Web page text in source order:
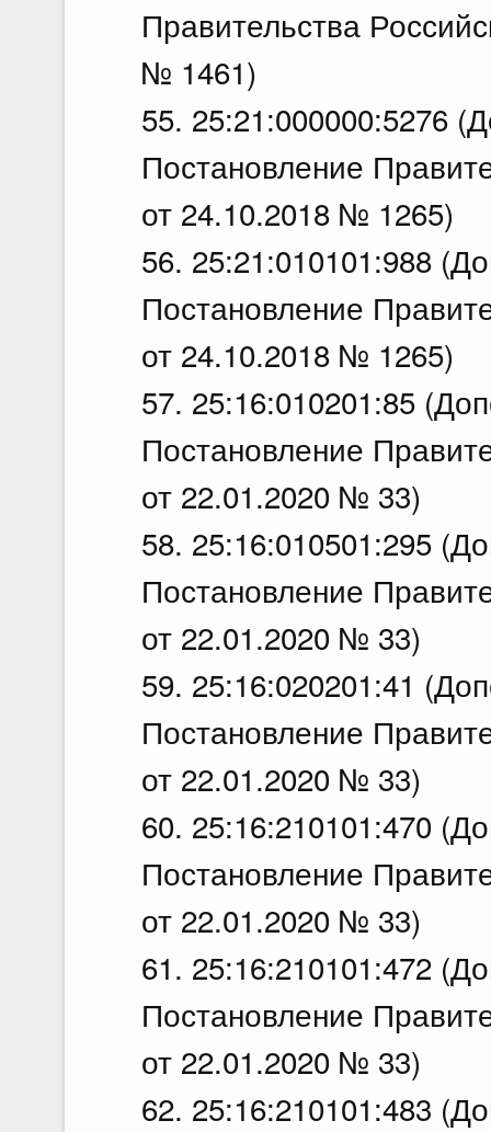
Правительства
№ 1461)
55. 25:21:000000:5276
Постановление
от 24.10.2018 № 1265)
56. 25:21:010101:988
Постановление
от 24.10.2018 № 1265)
57. 25:16:010201:85
Постановление
от 22.01.2020 № 33)
58. 25:16:010501:295
Постановление
от 22.01.2020 № 33)
59. 25:16:020201:41
Постановление
от 22.01.2020 № 33)
60. 25:16:210101:470
Постановление
от 22.01.2020 № 33)
61. 25:16:210101:472
Постановление
от 22.01.2020 № 33)
62. 25:16:210101:483